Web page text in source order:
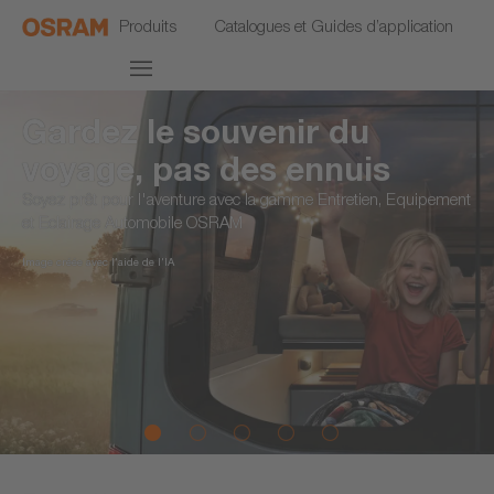
Produits Catalogues et Guides d’application
Gardez le souvenir du
voyage, pas des ennuis
Soyez prêt pour l'aventure avec la gamme Entretien, Equipement
et Eclairage Automobile OSRAM
Image créée avec l'aide de l'IA